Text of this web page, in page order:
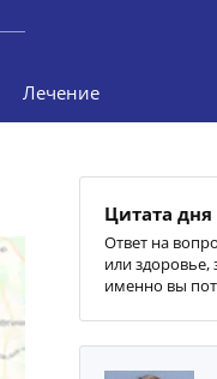
Лечение
Цитата дня
Ответ на
или здоровье,
именно вы